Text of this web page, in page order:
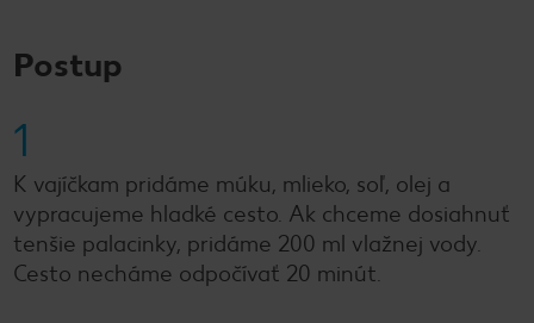
Postup
1
K vajíčkam pridáme múku, mlieko, soľ, olej a
vypracujeme hladké cesto. Ak chceme dosiahnuť
tenšie palacinky, pridáme 200 ml vlažnej vody.
Cesto necháme odpočívať 20 minút.